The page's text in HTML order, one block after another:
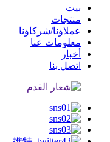
بيت
منتجات
عملاؤنا/شركاؤنا
معلومات عنا
أخبار
اتصل بنا